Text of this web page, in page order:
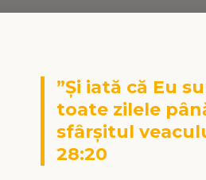
”Și iată că Eu
toate zilele
sfârșitul
28:20